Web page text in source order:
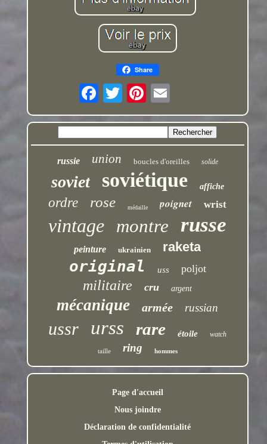
Share
russie union boucles d'oreilles solide
soviet soviétique affiche
ordre rose médaille poignet wrist
vintage montre russe
peinture ukrainien raketa
original uss poljot
militaire cru argent
mécanique armée russian
ussr urss rare étoile watch
taille ring hommes
Page d'accueil
Nous joindre
Déclaration de confidentialité